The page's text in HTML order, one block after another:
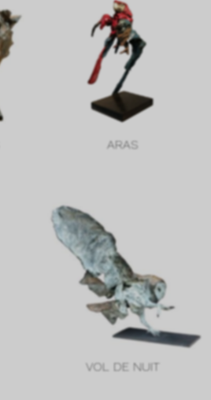
ARAS
VOL DE NUIT